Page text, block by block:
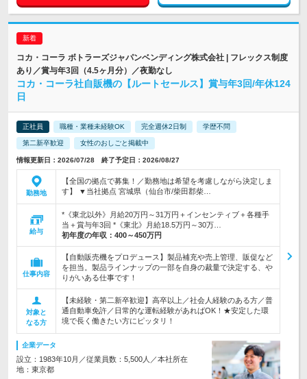
コカ・コーラ ボトラーズジャパンベンディング株式会社 | フレックス制度
あり／賞与年3回（4.5ヶ月分）／夜勤なし
コカ・コーラ社自販機の【ルートセールス】賞与年3回/年休124
日
正社員 職種・業種未経験OK 完全週休2日制 学歴不問
第二新卒歓迎 女性のおしごと掲載中
情報更新日：2026/07/28 終了予定日：2026/08/27
勤務地
【全国の拠点で募集！／勤務地は希望を考慮しながら決定しま
す】 ▼当社拠点 宮城県（仙台市/柴田郡柴…
給与
*《東北以外》月給20万円～31万円＋インセンティブ＋各種手
当＋賞与年3回 *《東北》月給18.5万円～30万…
初年度の年収： 400～450万円
仕事内容
【自動販売機をプロデュース】製品補充や売上管理、販促など
を担当。製品ラインナップの一部を自身の裁量で決定する、や
りがいある仕事です！
対象と
なる方
【未経験・第二新卒歓迎】高卒以上／社会人経験のある方／普
通自動車免許／日常的な運転経験があればOK！★安定した環
境で長く働きたい方にピッタリ！
企業データ
設立：1983年10月／従業員数：5,500人／本社所在
地：東京都